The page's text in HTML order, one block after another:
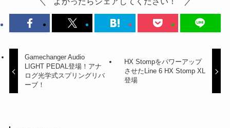
Gamechanger Audio
LIGHT PEDAL登場！アナ
ログ光学式スプリングリバ
ーブ！
HX Stompをパワーアップ
させたLine 6 HX Stomp XL
登場